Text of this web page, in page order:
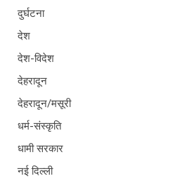
दुर्घटना
देश
देश-विदेश
देहरादून
देहरादून/मसूरी
धर्म-संस्कृति
धामी सरकार
नई दिल्ली